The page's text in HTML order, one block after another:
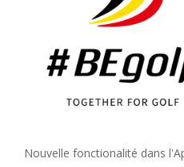
Nouvelle fonctionalité dans